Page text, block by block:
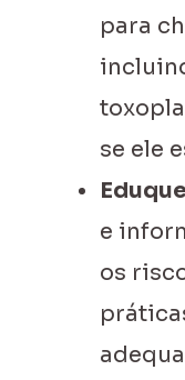
para
se ele
e
os